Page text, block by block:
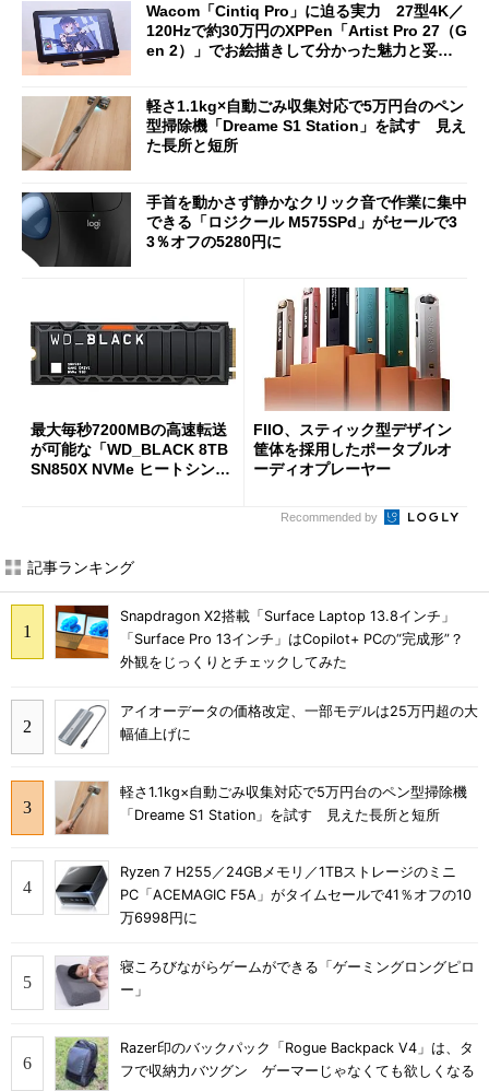
ut」が明...
Wacom「Cintiq Pro」に迫る実力 27型4K／
120Hzで約30万円のXPPen「Artist Pro 27（G
en 2）」でお絵描きして分かった魅力と妥協
軽さ1.1kg×自動ごみ収集対応で5万円台のペン
型掃除機「Dreame S1 Station」を試す 見え
た長所と短所
手首を動かさず静かなクリック音で作業に集中
できる「ロジクール M575SPd」がセールで3
3％オフの5280円に
最大毎秒7200MBの高速転送
が可能な「WD_BLACK 8TB
SN850X NVMe ヒートシンク
FIIO、スティック型デザイン
筐体を採用したポータブルオ
ーディオプレーヤー
Recommended by
記事ランキング
Snapdragon X2搭載「Surface Laptop 13.8インチ」
「Surface Pro 13インチ」はCopilot+ PCの“完成形”？
外観をじっくりとチェックしてみた
アイオーデータの価格改定、一部モデルは25万円超の大
幅値上げに
軽さ1.1kg×自動ごみ収集対応で5万円台のペン型掃除機
「Dreame S1 Station」を試す 見えた長所と短所
Ryzen 7 H255／24GBメモリ／1TBストレージのミニ
PC「ACEMAGIC F5A」がタイムセールで41％オフの10
万6998円に
寝ころびながらゲームができる「ゲーミングロングピロ
ー」
Razer印のバックパック「Rogue Backpack V4」は、タ
フで収納力バツグン ゲーマーじゃなくても欲しくなる